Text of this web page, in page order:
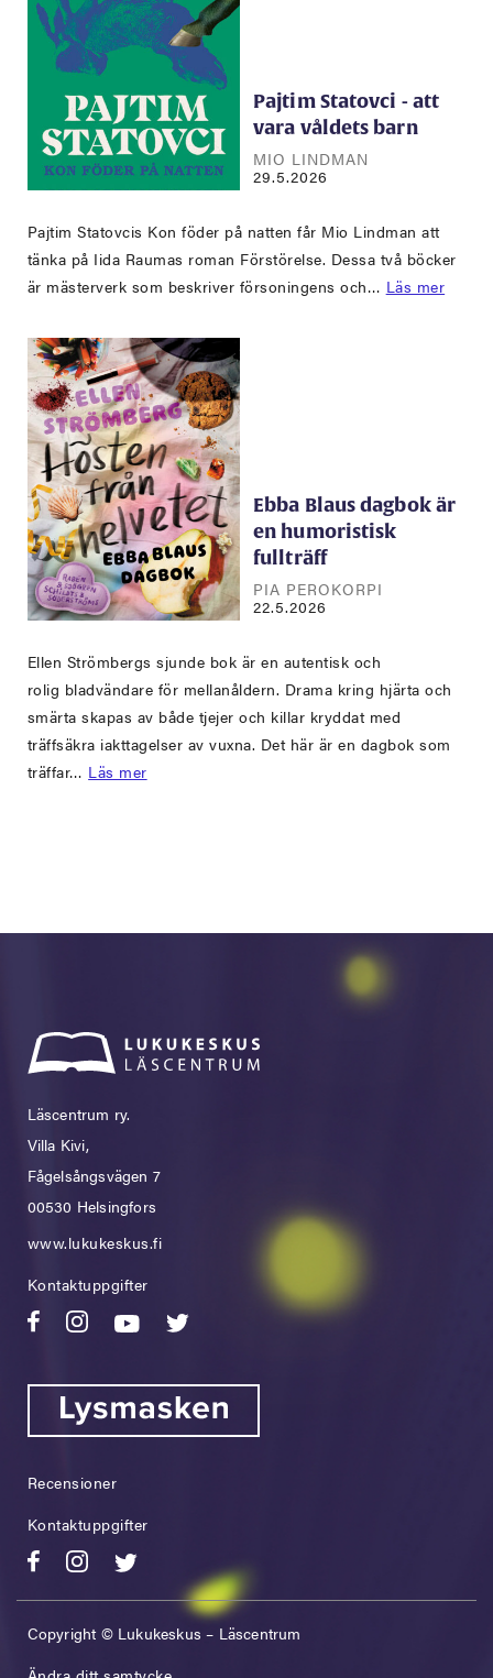
Pajtim Statovci - att
vara våldets barn
MIO LINDMAN
29.5.2026
Pajtim Statovcis Kon föder på natten får Mio Lindman att
tänka på Iida Raumas roman Förstörelse. Dessa två böcker
är mästerverk som beskriver försoningens och… Läs mer
Ebba Blaus dagbok är
en humoristisk
fullträff
PIA PEROKORPI
22.5.2026
Ellen Strömbergs sjunde bok är en autentisk och
rolig bladvändare för mellanåldern. Drama kring hjärta och
smärta skapas av både tjejer och killar kryddat med
träffsäkra iakttagelser av vuxna. Det här är en dagbok som
träffar… Läs mer
Läscentrum ry.
Villa Kivi,
Fågelsångsvägen 7
00530 Helsingfors
www.lukukeskus.fi
Kontaktuppgifter
Recensioner
Kontaktuppgifter
Copyright © Lukukeskus – Läscentrum